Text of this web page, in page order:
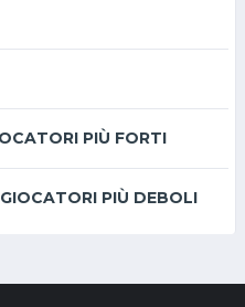
PIÙ FORTI
PIÙ DEBOLI